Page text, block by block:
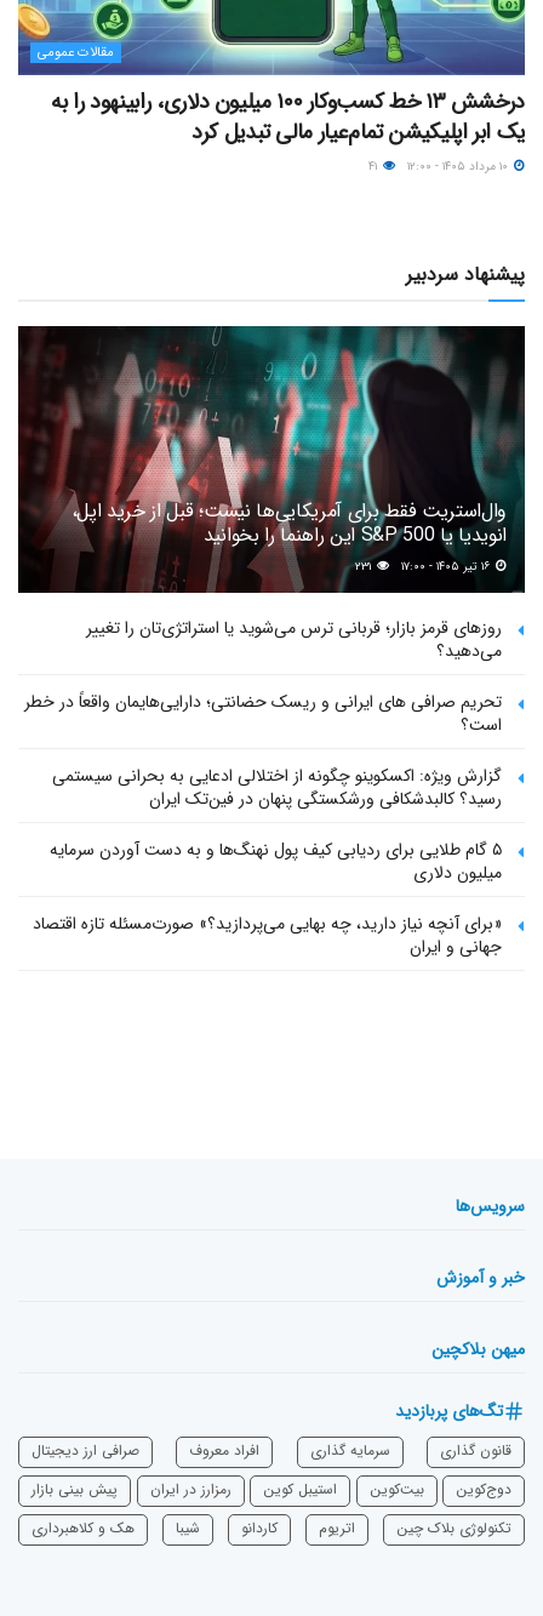
مقالات عمومی
درخشش ۱۳ خط کسب‌وکار ۱۰۰ میلیون دلاری، رابینهود را به
یک ابر اپلیکیشن تمام‌عیار مالی تبدیل کرد
پیشنهاد سردبیر
وال‌استریت فقط برای آمریکایی‌ها نیست؛ قبل از خرید اپل،
انویدیا یا S&P 500 این راهنما را بخوانید
۲۳۱
روزهای قرمز بازار؛ قربانی ترس می‌شوید یا استراتژی‌تان را تغییر
می‌دهید؟
تحریم صرافی های ایرانی و ریسک حضانتی؛ دارایی‌هایمان واقعاً در خطر
است؟
گزارش ویژه: اکسکوینو چگونه از اختلالی ادعایی به بحرانی سیستمی
رسید؟ کالبدشکافی ورشکستگی پنهان در فین‌تک ایران
۵ گام طلایی برای ردیابی کیف پول‌ نهنگ‌ها و به دست آوردن سرمایه
میلیون دلاری
«برای آنچه نیاز دارید، چه بهایی می‌پردازید؟» صورت‌مسئله تازه اقتصاد
جهانی و ایران
سرویس‌ها
خبر و آموزش
میهن بلاکچین
تگ‌های پربازدید
قانون گذاری سرمایه‌ گذاری افراد معروف
صرافی ارز دیجیتال
دوج‌کوین
بیت‌کوین استیبل کوین رمزارز در ایران
پیش بینی بازار
تکنولوژی بلاک چین
اتریوم ‌کاردانو شیبا هک و کلاهبرداری